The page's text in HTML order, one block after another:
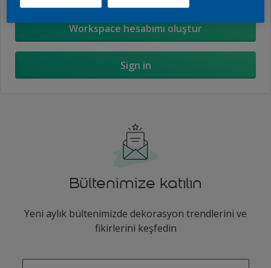
Workspace hesabımı oluştur
Sign in
Bültenimize katılın
Yeni aylık bültenimizde dekorasyon trendlerini ve
fikirlerini keşfedin